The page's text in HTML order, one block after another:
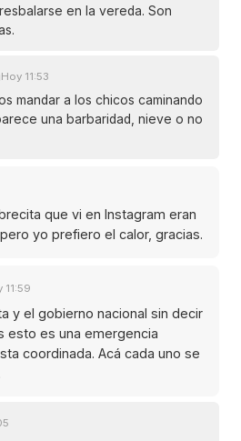
en la vereda. Son
Hoy 11:53
mandar a los chicos caminando
una barbaridad, nieve o no
que vi en Instagram eran
yo prefiero el calor, gracias.
11:59
y el gobierno nacional sin decir
esto es una emergencia
coordinada. Acá cada uno se